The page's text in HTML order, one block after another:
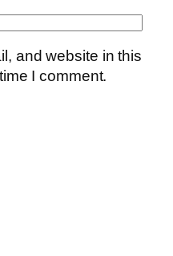
and website in this
I comment.